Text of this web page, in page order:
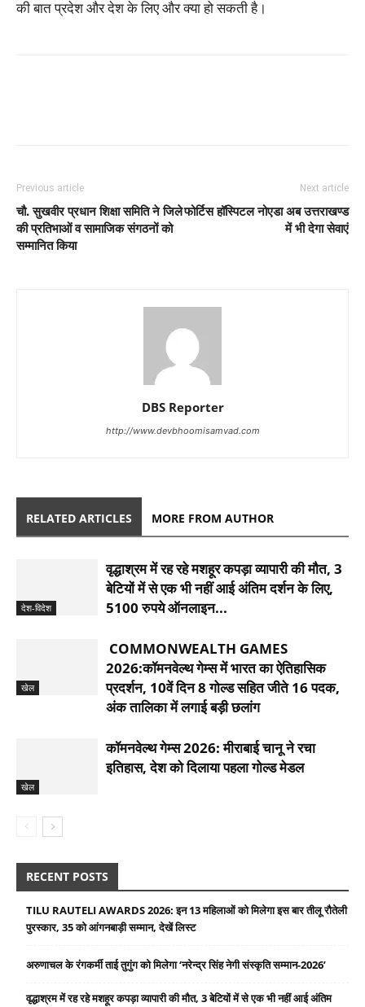
की बात प्रदेश और देश के लिए और क्या हो सकती है।
Previous article
चौ. सुखवीर प्रधान शिक्षा समिति ने जिले
की प्रतिभाओं व सामाजिक संगठनों को
सम्मानित किया
Next article
फोर्टिस हॉस्पिटल नोएडा अब उत्तराखण्ड
में भी देगा सेवाएं
DBS Reporter
http://www.devbhoomisamvad.com
RELATED ARTICLES MORE FROM AUTHOR
देश-विदेश
वृद्धाश्रम में रह रहे मशहूर कपड़ा व्यापारी की मौत, 3
बेटियों में से एक भी नहीं आई अंतिम दर्शन के लिए,
5100 रुपये ऑनलाइन...
खेल
COMMONWEALTH GAMES
2026:कॉमनवेल्थ गेम्स में भारत का ऐतिहासिक
प्रदर्शन, 10वें दिन 8 गोल्ड सहित जीते 16 पदक,
अंक तालिका में लगाई बड़ी छलांग
खेल
कॉमनवेल्थ गेम्स 2026: मीराबाई चानू ने रचा
इतिहास, देश को दिलाया पहला गोल्‍ड मेडल
RECENT POSTS
TILU RAUTELI AWARDS 2026: इन 13 महिलाओं को मिलेगा इस बार तीलू रौतेली
पुरस्कार, 35 को आंगनबाड़ी सम्मान, देखें लिस्ट
अरुणाचल के रंगकर्मी ताई तुगुंग को मिलेगा ‘नरेन्द्र सिंह नेगी संस्कृति सम्मान-2026’
वृद्धाश्रम में रह रहे मशहूर कपड़ा व्यापारी की मौत, 3 बेटियों में से एक भी नहीं आई अंतिम